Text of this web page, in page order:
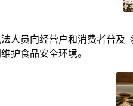
员向经营户和消费者普及
护食品安全环境。